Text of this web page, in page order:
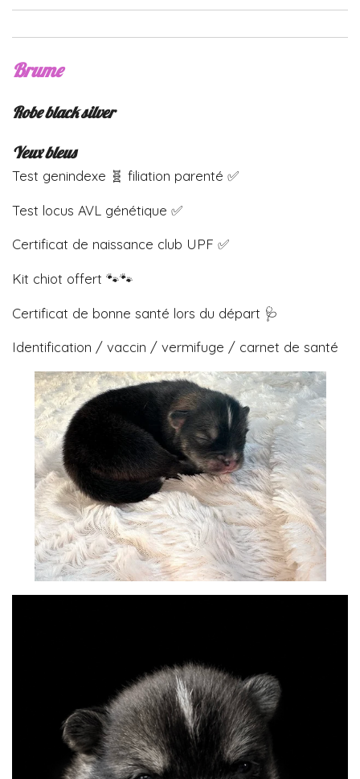
Brume
Robe black silver
Yeux bleus
Test genindexe 🧬 filiation parenté ✅
Test locus AVL génétique ✅
Certificat de naissance club UPF ✅
Kit chiot offert 🐾🐾
Certificat de bonne santé lors du départ 🩺
Identification / vaccin / vermifuge / carnet de santé